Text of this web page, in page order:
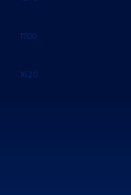
17.00
16.20